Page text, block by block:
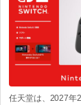
任天堂は、2027年